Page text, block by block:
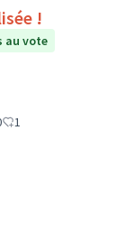
!
au vote
1